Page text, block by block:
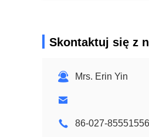
Skontaktuj się z
Mrs. Erin Yin
86-027-85551556